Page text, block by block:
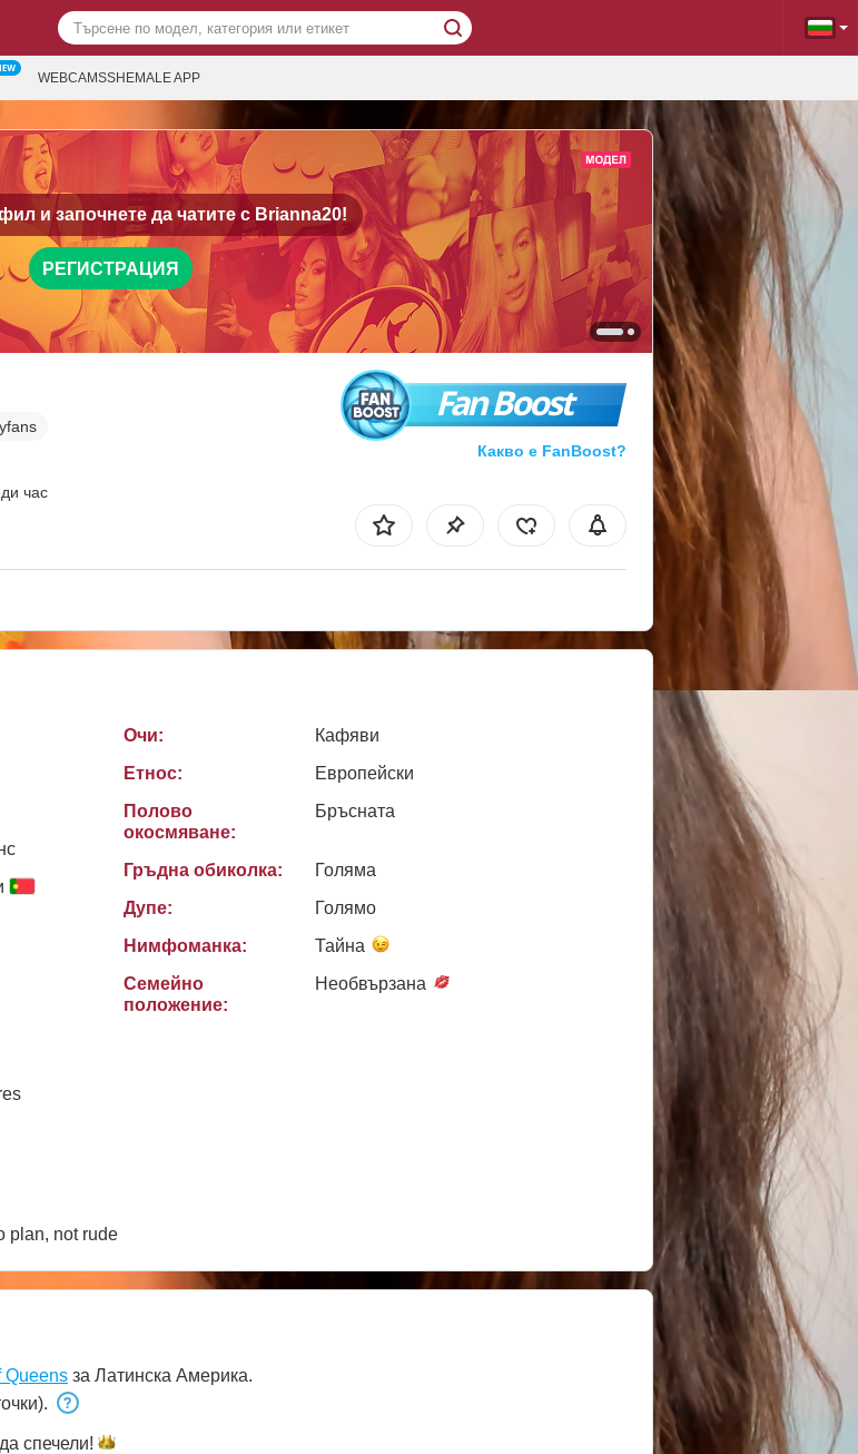
WEBCAMSSHEMALE APP
и започнете да чатите с Brianna20!
РЕГИСТРАЦИЯ
час
Fan Boost
Какво е FanBoost?
Очи:
Кафяви
Етнос:
Европейски
Полово
окосмяване:
Бръсната
Гръдна обиколка:
Голяма
Дупе:
Голямо
Нимфоманка:
Тайна
Семейно
положение:
Необвързана
plan, not rude
Queens за Латинска Америка.
да спечели!